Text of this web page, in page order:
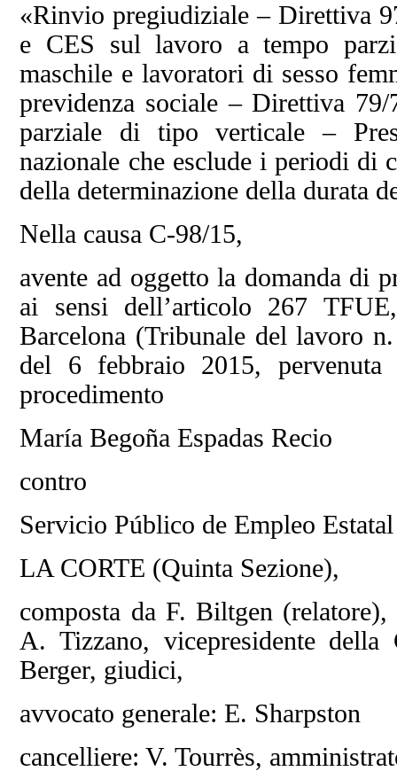
«Rinvio pregiudiziale – Direttiva
e CES sul lavoro a tempo
maschile e lavoratori di sesso
previdenza sociale – Direttiva
parziale di tipo verticale –
nazionale che esclude i periodi
della determinazione della durata
Nella causa C‑98/15,
avente ad oggetto la domanda di
ai sensi dell’articolo 267
Barcelona (Tribunale del lavoro
del 6 febbraio 2015,
procedimento
María Begoña Espadas Recio
contro
Servicio Público de Empleo
LA CORTE (Quinta Sezione),
composta da F. Biltgen
A. Tizzano, vicepresidente
Berger, giudici,
avvocato generale: E. Sharpston
cancelliere: V. Tourrès,